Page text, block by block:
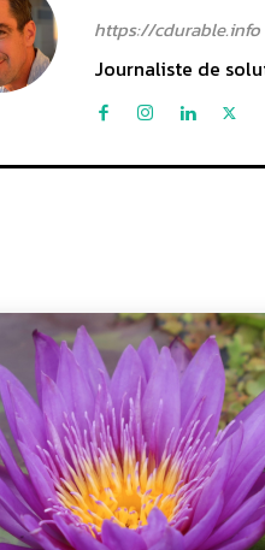
https://cdurable.info
Journaliste de